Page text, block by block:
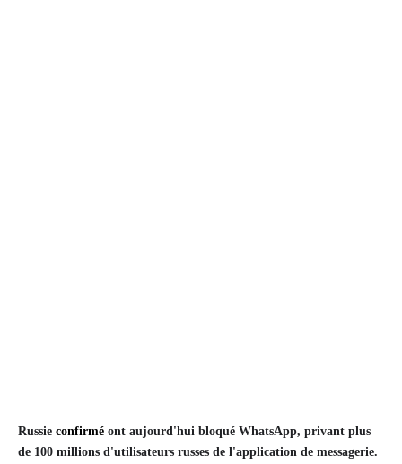
Russie confirmé ont aujourd'hui bloqué WhatsApp, privant plus
de 100 millions d'utilisateurs russes de l'application de messagerie.